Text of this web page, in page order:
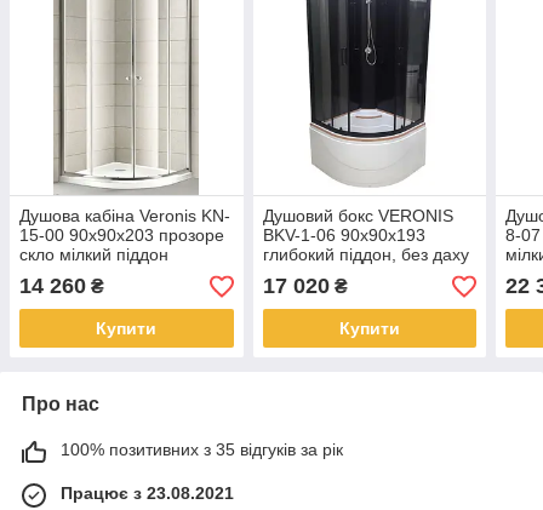
Душова кабіна Veronis KN-
15-00 90х90х203 прозоре
скло мілкий піддон
14 260 ₴
Купити
Душовий бокс VERONIS
BKV-1-06 90х90х193
глибокий піддон, без даху
17 020₴
Купити
8-07
22
Про нас
100% позитивних з 35 відгуків за рік
Працює з 23.08.2021